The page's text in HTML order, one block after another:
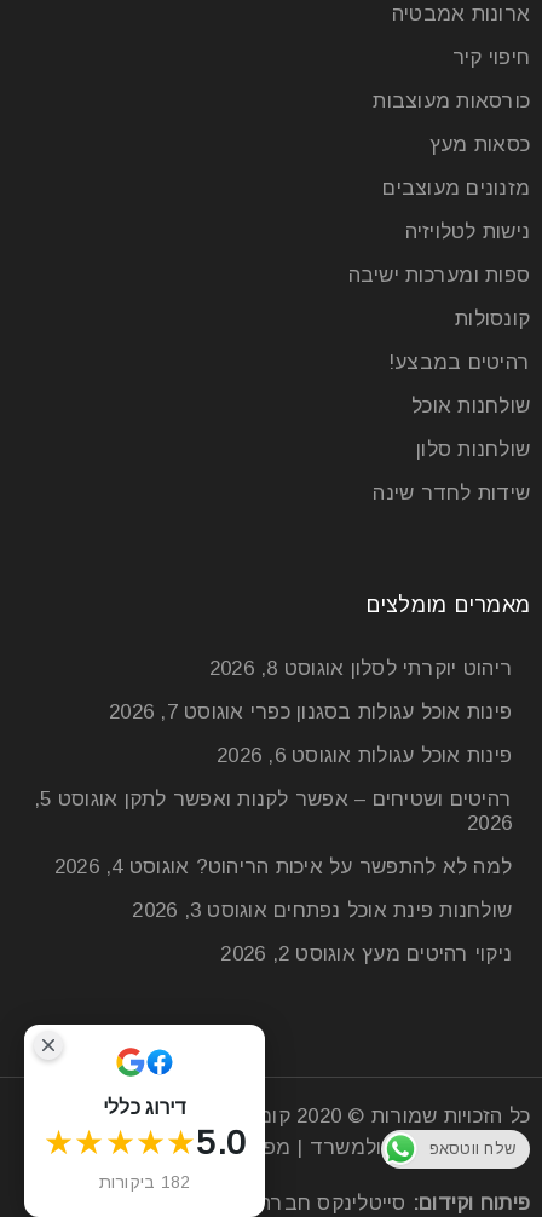
רהיטים לסלון מודרני ויוקרתי במיוחד
29 יול
האנגלים טוענים שהבית שלנו הוא המבצר שלנו, ואכן אנחנו
מחירים,אנחנו בוחרים
קרא עוד
עיצוב בסגנון חמים ונעים – כך תעשו זאת
26 יול
לבית הבית שלנו הוא המקום שאמור להעניק לנו
קרא עוד
ארונות אמבטיה
חיפוי קיר
כורסאות מעוצבות
כסאות מעץ
מזנונים מעוצבים
נישות לטלויזיה
ספות ומערכות ישיבה
קונסולות
רהיטים במבצע!
שולחנות אוכל
שולחנות סלון
שידות לחדר שינה
מאמרים מומלצים
ריהוט יוקרתי לסלון אוגוסט 8, 2026
פינות אוכל עגולות בסגנון כפרי אוגוסט 7, 2026
פינות אוכל עגולות אוגוסט 6, 2026
רהיטים ושטיחים – אפשר לקנות ואפשר לתקן
אוגוסט 5,
2026
למה לא להתפשר על איכות הריהוט? אוגוסט 4, 2026
שולחנות פינת אוכל נפתחים אוגוסט 3, 2026
ניקוי רהיטים מעץ אוגוסט 2, 2026
כל הזכויות שמורות © 2020 קומפי רהיטים| חנות רהיטים
מעץ לסלון הבית ולמשרד | מפת אתר
פיתוח וקידום: סייטלינקס חברה לקידום אתרים
דירוג כללי
5.0
★★★★★
182 ביקורות
שלח ווטסאפ